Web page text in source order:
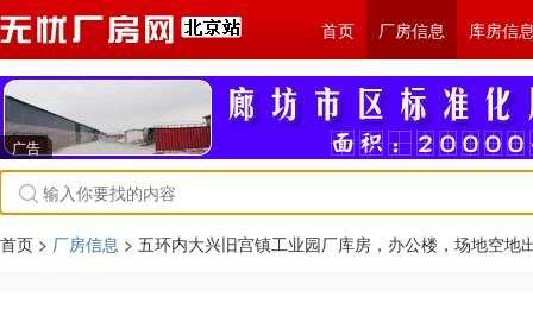
首页 厂房信息 库房信
广告
首页 > 厂房信息 > 五环内大兴旧宫镇工业园厂库房，办公楼，场地空地